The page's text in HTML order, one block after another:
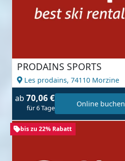
PRODAINS SPORTS
Les prodains, 74110 Morzine
ab 70,06 €
für 6 Tage Online buchen
bis zu 22% Rabatt